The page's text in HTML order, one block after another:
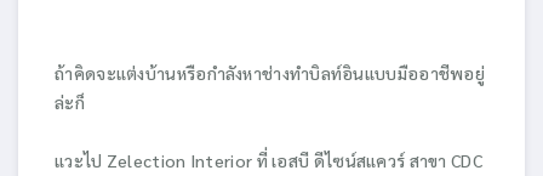
ถ้าคิดจะแต่งบ้านหรือกำลังหาช่างทำบิลท์อินแบบมืออาชีพอยู่
ล่ะก็
แวะไป Zelection Interior ที่ เอสบี ดีไซน์สแควร์ สาขา CDC